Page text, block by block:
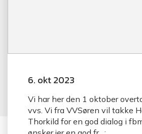
6. okt 2023
Vi har her den 1 oktober
vvs. Vi fra VVSøren vil takke
Thorkild for en god dialog i